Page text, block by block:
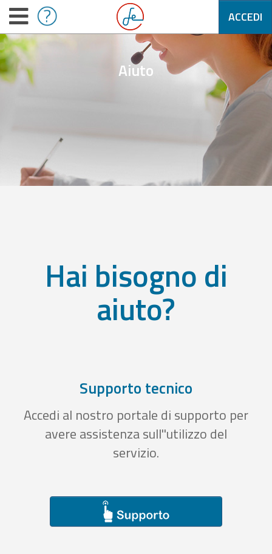
ACCEDI
Aiuto
Hai bisogno di
aiuto?
Supporto tecnico
Accedi al nostro portale di supporto per
avere assistenza sull''utilizzo del
servizio.